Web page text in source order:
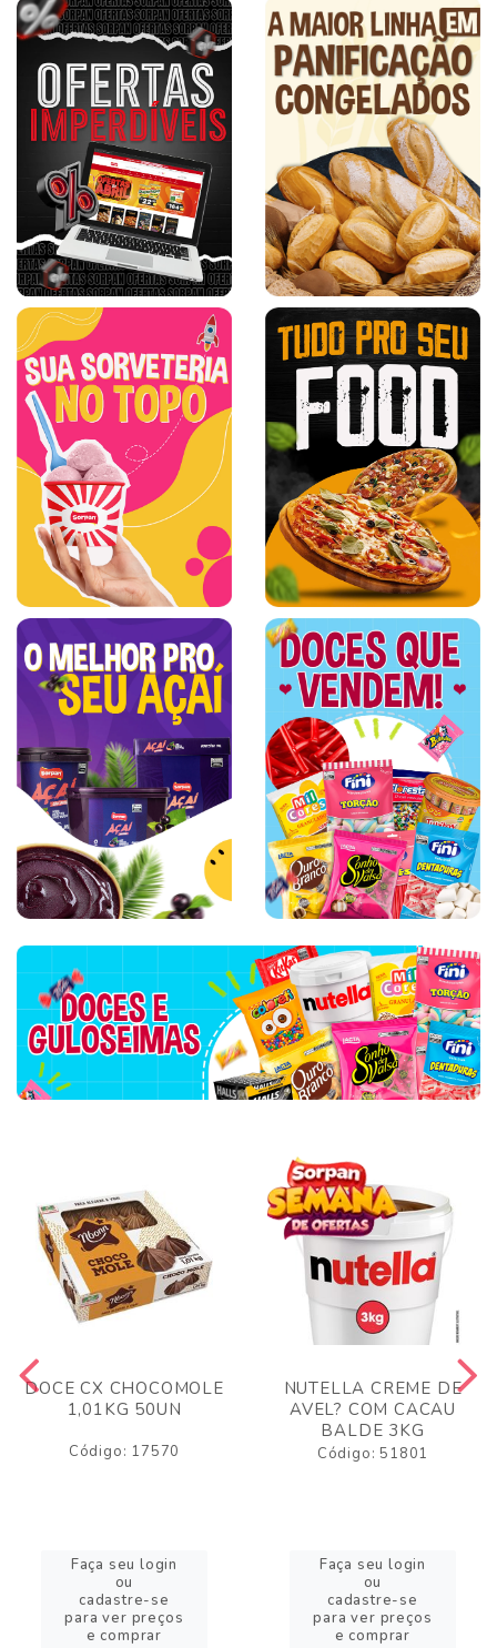
DOCE CX CHOCOMOLE
1,01KG 50UN
Código: 17570
Faça seu login
ou
cadastre-se
para ver preços
e comprar
NUTELLA CREME DE
AVEL? COM CACAU
BALDE 3KG
Código: 51801
Faça seu login
ou
cadastre-se
para ver preços
e comprar